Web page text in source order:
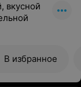
вкусной
В избранное